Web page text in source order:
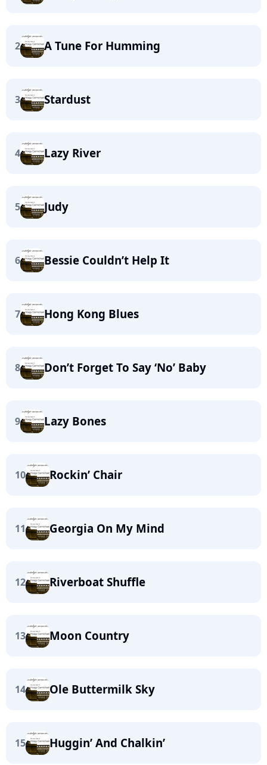
2 A Tune For Humming
3 Stardust
4 Lazy River
5 Judy
6 Bessie Couldn’t Help It
7 Hong Kong Blues
8 Don’t Forget To Say ‘No’ Baby
9 Lazy Bones
10 Rockin’ Chair
11 Georgia On My Mind
12 Riverboat Shuffle
13 Moon Country
14 Ole Buttermilk Sky
15 Huggin’ And Chalkin’